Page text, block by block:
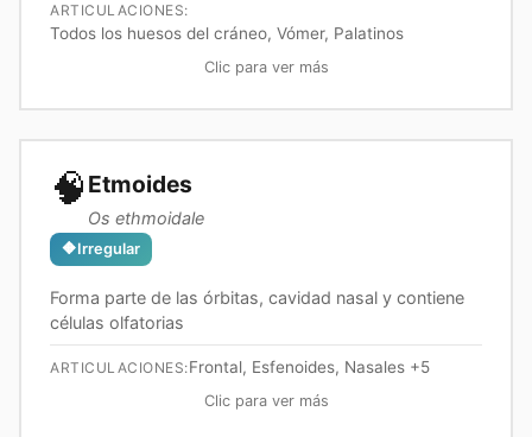
ARTICULACIONES:
Todos los huesos del cráneo, Vómer, Palatinos
Clic para ver más
🧠 Etmoides
Os ethmoidale
🔶Irregular
Forma parte de las órbitas, cavidad nasal y contiene
células olfatorias
ARTICULACIONES:Frontal, Esfenoides, Nasales+5
Clic para ver más